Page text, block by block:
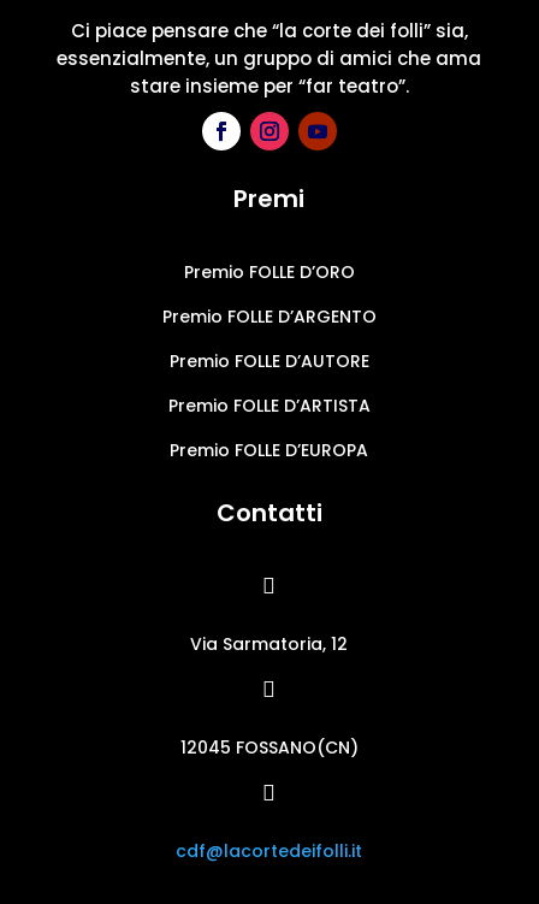
Ci piace pensare che “la corte dei folli” sia,
essenzialmente, un gruppo di amici che ama
stare insieme per “far teatro”.
Premi
Premio FOLLE D’ORO
Premio FOLLE D’ARGENTO
Premio FOLLE D’AUTORE
Premio FOLLE D’ARTISTA
Premio FOLLE D’EUROPA
Contatti

Via Sarmatoria, 12

12045 FOSSANO(CN)

cdf@lacortedeifolli.it